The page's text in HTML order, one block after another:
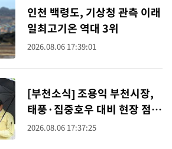
인천 백령도, 기상청 관측 이래
일최고기온 역대 3위
2026.08.06 17:39:01
[부천소식] 조용익 부천시장,
태풍·집중호우 대비 현장 점검
등
2026.08.06 17:37:25